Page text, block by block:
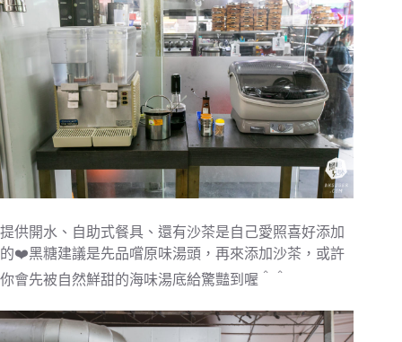
提供開水、自助式餐具、還有沙茶是自己愛照喜好添加
的❤️黑糖建議是先品嚐原味湯頭，再來添加沙茶，或許
你會先被自然鮮甜的海味湯底給驚豔到喔＾＾